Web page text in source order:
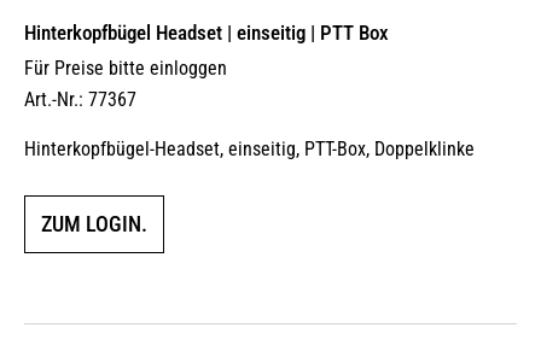
Hinterkopfbügel Headset | einseitig | PTT Box
Für Preise bitte einloggen
Art.-Nr.: 77367
Hinterkopfbügel-Headset, einseitig, PTT-Box, Doppelklinke
ZUM LOGIN.